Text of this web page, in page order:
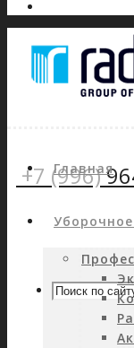
+7 (996)
Главная